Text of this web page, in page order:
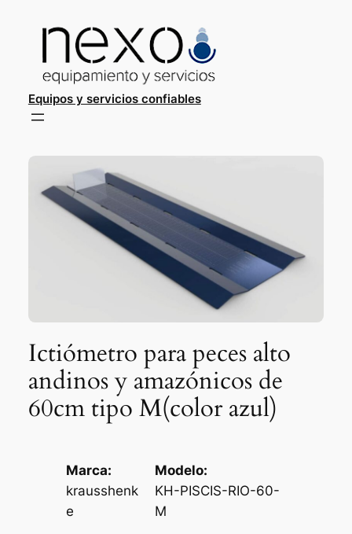
Equipos y servicios confiables
Ictiómetro para peces alto
andinos y amazónicos de
60cm tipo M(color azul)
Marca:
krausshenk
e
Modelo:
KH-PISCIS-RIO-60-
M